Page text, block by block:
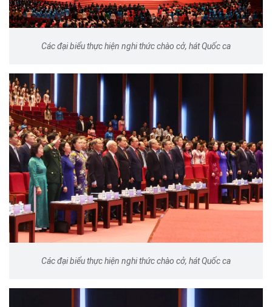
Các đại biểu thực hiện nghi thức chào cở, hát Quốc ca
Các đại biểu thực hiện nghi thức chào cở, hát Quốc ca